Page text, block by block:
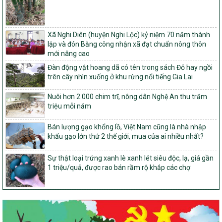
tỉnh Nghệ An
103/PTNT-NTM
Về việc đăng ký thực hiện Dự án liên kết theo chuỗi giá trị thuộc
Dự án 2 – Chương trình Mục tiêu quốc gia Giảm nghèo bền vững
giai đoạn 2021-2025 được kéo dài sang năm 2026
827/QĐ-BNNMT
Quyết định Ban hành Kế hoạch triển khai thực hiện Chương trình
mục tiêu quốc gia xây dựng nông thôn mới, giảm nghèo bền
vững và phát triển kinh tế – xã hội vùng đồng bào dân tộc thiểu
số và miền núi giai đoạn 2026-2035, giai đoạn I: Từ năm 2026
đến năm 2030
14/2026/TT-BNNMT
Hướng dẫn thực hiện một số nội dung tiêu chí, điều kiện thuộc Bộ
tiêu chí quốc gia về nông thôn mới giai đoạn 2026 – 2030 thuộc
phạm vi quản lý nhà nước của Bộ Nông nghiệp và Môi trường
417/QĐ-BNNMT
Phê duyệt Chương trình mục tiêu quốc gia xây dựng nông thôn
mới, giảm nghèo bền vững và phát triển kinh tế – xã hội vùng
đồng bào dân tộc thiểu số và miền núi giai đoạn 2026-2035, giai
đoạn I: Từ năm 2026 đến năm 2030
Xã Nghi Diên (huyện Nghi Lộc) kỷ niệm 70 năm thành
lập và đón Bằng công nhận xã đạt chuẩn nông thôn
mới nâng cao
Đàn động vật hoang dã có tên trong sách Đỏ hay ngồi
trên cây nhìn xuống ở khu rừng nổi tiếng Gia Lai
Nuôi hơn 2.000 chim trĩ, nông dân Nghệ An thu trăm
triệu mỗi năm
Bán lượng gạo khổng lồ, Việt Nam cũng là nhà nhập
khẩu gạo lớn thứ 2 thế giới, mua của ai nhiều nhất?
Sự thật loại trứng xanh lè xanh lét siêu độc, lạ, giá gần
1 triệu/quả, được rao bán rầm rộ khắp các chợ